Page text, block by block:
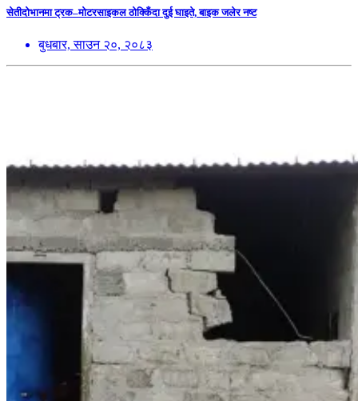
सेतीदोभानमा ट्रक–मोटरसाइकल ठोक्किँदा दुई घाइते, बाइक जलेर नष्ट
बुधबार, साउन २०, २०८३